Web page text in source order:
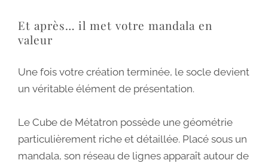
Et après… il met votre mandala en
valeur
Une fois votre création terminée, le socle devient
un véritable élément de présentation.
Le Cube de Métatron possède une géométrie
particulièrement riche et détaillée. Placé sous un
mandala, son réseau de lignes apparaît autour de